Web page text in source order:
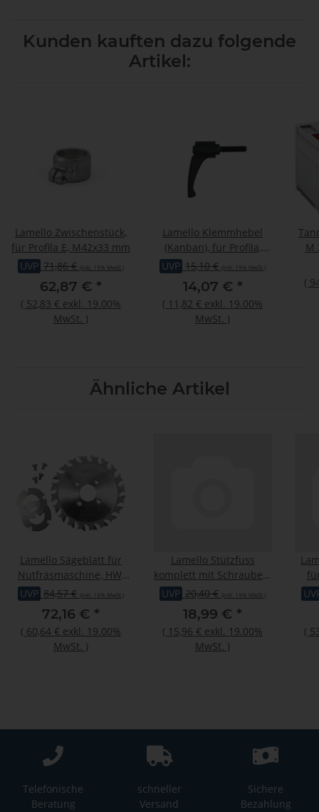
Kunden kauften dazu folgende
Artikel:
Lamello Zwischenstück,
für Profila E, M42x33 mm
UVP 71,86 € (inkl. 19% MwSt.)
62,87 € *
( 52,83 € exkl. 19.00%
MwSt. )
Lamello Klemmhebel
(Kanban), für Profila,
M6x25 mm
UVP 15,10 € (inkl. 19% MwSt.)
14,07 € *
( 11,82 € exkl. 19.00%
MwSt. )
M
(
Ähnliche Artikel
Lamello Sägeblatt für
Nutfräsmaschine, HW,
Ø100x2,4xØ22 mm, Z20,
Distanzscheiben
UVP 84,57 € (inkl. 19% MwSt.)
72,16 € *
( 60,64 € exkl. 19.00%
MwSt. )
Lamello Stützfuss
komplett mit Schrauben,
für Plano 45 S2,Cantex
UVP 20,40 € (inkl. 19% MwSt.)
18,99 € *
( 15,96 € exkl. 19.00%
MwSt. )
(
Telefonische
Beratung
schneller
Versand
Sichere
Bezahlung